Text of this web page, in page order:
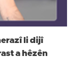
li dijî
a hêzên